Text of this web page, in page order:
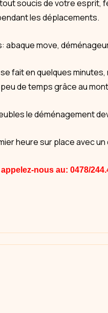
soucis de votre esprit,
les déplacements.
abaque move,
se fait en quelques
de temps grâce au
le déménagement
heure sur place avec
nous au: 0478/